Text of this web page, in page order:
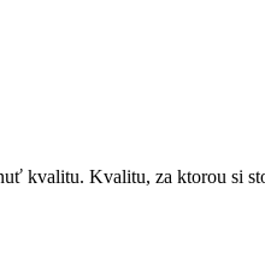
kvalitu. Kvalitu, za ktorou si